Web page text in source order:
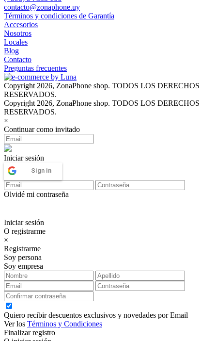
contacto@zonaphone.uy
Términos y condiciones de Garantía
Accesorios
Nosotros
Locales
Blog
Contacto
Preguntas frecuentes
Copyright 2026, ZonaPhone shop. TODOS LOS DERECHOS
RESERVADOS.
Copyright 2026, ZonaPhone shop. TODOS LOS DERECHOS
RESERVADOS.
×
Continuar como invitado
Iniciar sesión
Sign in
Olvidé mi contraseña
Iniciar sesión
O registrarme
×
Registrarme
Soy persona
Soy empresa
Quiero recibir descuentos exclusivos y novedades por Email
Ver los Términos y Condiciones
Finalizar registro